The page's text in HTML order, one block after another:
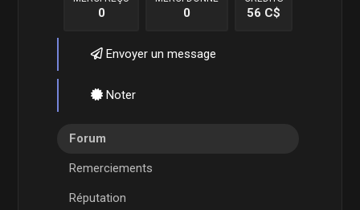
0 0 56 C$
Envoyer un message
Noter
Forum
Remerciements
Réputation